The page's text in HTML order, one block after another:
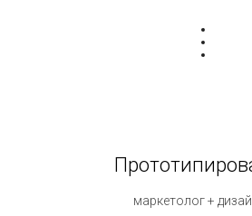
маркетолог +